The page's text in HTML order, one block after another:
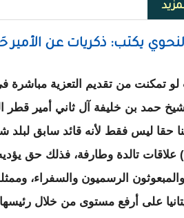
حول بيرام ولد اعبيد يكتب : من أجل
يكتب: ذكريات عن الأمير
تمكنت من تقديم التعزية مباشرة
حمد بن خليفة آل ثاني أمير قطر
حقا ليس فقط لأنه قائد سابق لبلد
علاقات تالدة وطارفة، فذلك حق
الرسميون والسفراء،
على أرفع مستوى من خلال